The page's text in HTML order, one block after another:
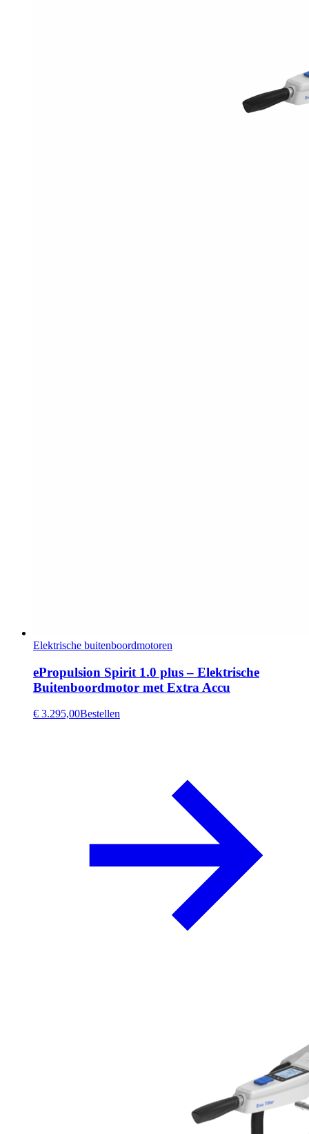
Elektrische buitenboordmotoren
ePropulsion Spirit 1.0 plus – Elektrische
Buitenboordmotor met Extra Accu
€ 3.295,00Bestellen